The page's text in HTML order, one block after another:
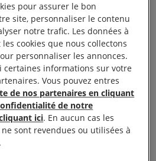
land à 20h, Espace
pour assurer le bon
site, personnaliser le contenu
notre trafic. Les données à
cookies que nous collectons
personnaliser les annonces.
certaines informations sur votre
Vous pouvez entres
de nos partenaires en cliquant
de notre
ici. En aucun cas les
sont revendues ou utilisées à